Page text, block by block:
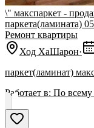
\" макспаркет -
паркета(ламината)
Ремонт квартиры
Ход ХаШарон·
паркет(ламинат)
Работает в: По